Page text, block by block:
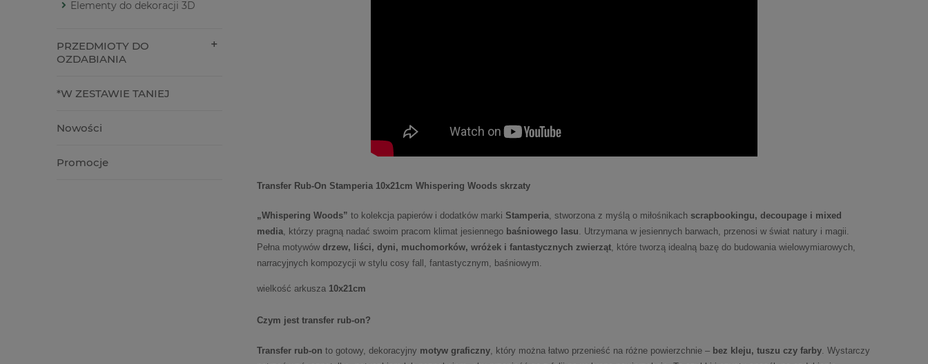
Elementy do dekoracji 3D
PRZEDMIOTY DO
OZDABIANIA
*W ZESTAWIE TANIEJ
Nowości
Promocje
Transfer Rub-On Stamperia 10x21cm Whispering Woods skrzaty
„Whispering Woods” to kolekcja papierów i dodatków marki Stamperia , stworzona z myślą o miłośnikach scrapbookingu, decoupage i mixed
media , którzy pragną nadać swoim pracom klimat jesiennego baśniowego lasu . Utrzymana w jesiennych barwach, przenosi w świat natury i magii.
Pełna motywów drzew, liści, dyni, muchomorków, wróżek i fantastycznych zwierząt , które tworzą idealną bazę do budowania wielowymiarowych,
narracyjnych kompozycji w stylu cosy fall, fantastycznym, baśniowym.
wielkość arkusza 10x21cm
Czym jest transfer rub-on?
Transfer rub-on to gotowy, dekoracyjny motyw graficzny , który można łatwo przenieść na różne powierzchnie – bez kleju, tuszu czy farby . Wystarczy